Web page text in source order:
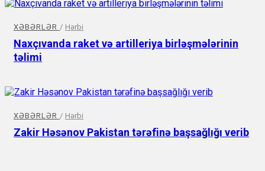
XƏBƏRLƏR / Hərbi
Naxçıvanda raket və artilleriya birləşmələrinin
təlimi
XƏBƏRLƏR / Hərbi
Zakir Həsənov Pakistan tərəfinə başsağlığı verib